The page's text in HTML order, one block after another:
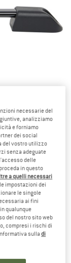
Si apre in
necessarie del
analizziamo
e forniamo
dei social
del vostro utilizzo
senza adeguate
delle
in questo
a quelli necessari
impostazioni dei
le singole
ai fini
qualunque
del nostro sito web
compresi i rischi di
sulladi